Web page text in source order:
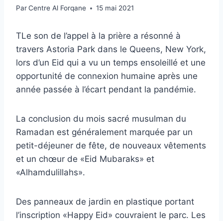
ParCentre Al Forqane 15 mai 2021
TLe son de l’appel à la prière a résonné à
travers Astoria Park dans le Queens, New York,
lors d’un Eid qui a vu un temps ensoleillé et une
opportunité de connexion humaine après une
année passée à l’écart pendant la pandémie.
La conclusion du mois sacré musulman du
Ramadan est généralement marquée par un
petit-déjeuner de fête, de nouveaux vêtements
et un chœur de «Eid Mubaraks» et
«Alhamdulillahs».
Des panneaux de jardin en plastique portant
l’inscription «Happy Eid» couvraient le parc. Les